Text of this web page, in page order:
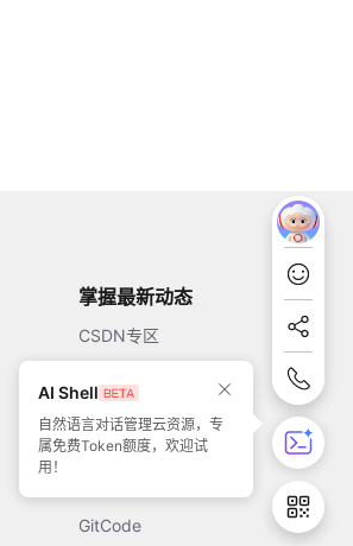
掌握最新动态
CSDN专区
51CTO
GitCode
AI Shell
自然语言对话管理云资源，专
属免费Token额度，欢迎试
用！